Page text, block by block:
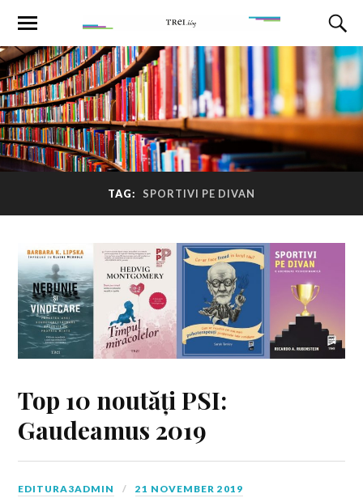
TAG: SPORTIVI PE DIVAN
Top 10 noutăți PSI:
Gaudeamus 2019
EDITURA3ADMIN 21 NOVEMBER 2019